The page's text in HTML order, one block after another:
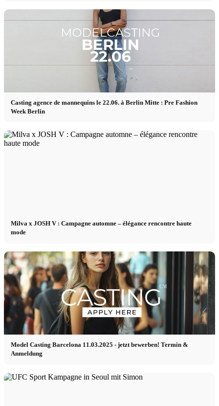
Casting agence de mannequins le 22.06. à Berlin Mitte : Pre Fashion
Week Berlin
Milva x JOSH V : Campagne automne – élégance rencontre haute
mode
Model Casting Barcelona 11.03.2025 - jetzt bewerben! Termin &
Anmeldung